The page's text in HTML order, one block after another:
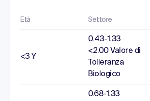
Età Settore
<3 Y
0.43-1.33
<2.00 Valore di
Tolleranza
Biologico
0.68-1.33